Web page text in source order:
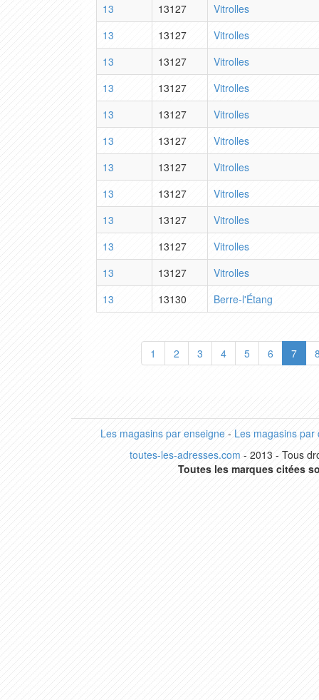
13
13127
Vitrolles
13
13127
Vitrolles
13
13127
Vitrolles
13
13127
Vitrolles
13
13127
Vitrolles
13
13127
Vitrolles
13
13127
Vitrolles
13
13127
Vitrolles
13
13127
Vitrolles
13
13127
Vitrolles
13
13127
Vitrolles
13
13130 Berre-l'Étang
1 2 3 4 5 6 7
Les magasins par enseigne- Les magasins par
toutes-les-adresses.com - 2013 - Tous
Toutes les marques citées